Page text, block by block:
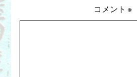
コメント ※